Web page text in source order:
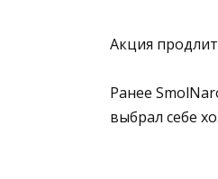
Акция
Ранее
выбрал себе